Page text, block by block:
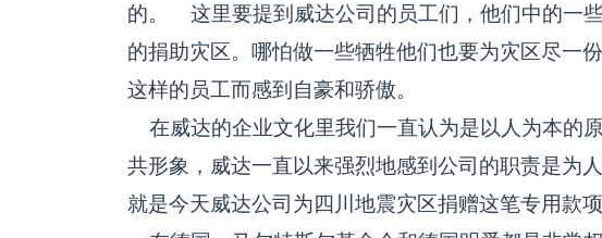
的。 这里要提到威达公司的员工们，他们中的一
的捐助灾区。哪怕做一些牺牲他们也要为灾区尽一
这样的员工而感到自豪和骄傲。
在威达的企业文化里我们一直认为是以人为本的
共形象，威达一直以来强烈地感到公司的职责是为
就是今天威达公司为四川地震灾区捐赠这笔专用款项